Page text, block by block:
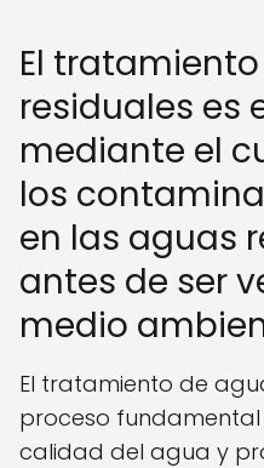
El
residuales es
mediante el
los
en las aguas
antes de ser
medio
El tratamiento de
proceso
calidad del agua y